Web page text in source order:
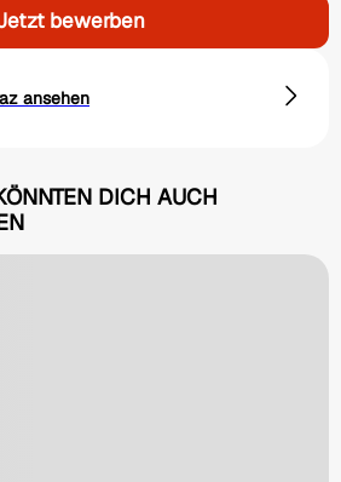
bewerben
ansehen
DICH AUCH